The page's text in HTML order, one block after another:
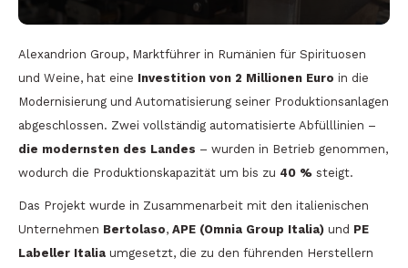
Alexandrion Group, Marktführer in Rumänien für Spirituosen
und Weine, hat eine Investition von 2 Millionen Euro in die
Modernisierung und Automatisierung seiner Produktionsanlagen
abgeschlossen. Zwei vollständig automatisierte Abfülllinien –
die modernsten des Landes – wurden in Betrieb genommen,
wodurch die Produktionskapazität um bis zu 40 % steigt.
Das Projekt wurde in Zusammenarbeit mit den italienischen
Unternehmen Bertolaso, APE (Omnia Group Italia) und PE
Labeller Italia umgesetzt, die zu den führenden Herstellern